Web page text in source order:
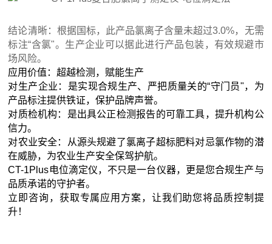
结论清晰：根据国标，此产品氯离子含量未超过3.0%，无需
标注“含氯"。生产企业可以据此进行产品包装，有效规避市
场风险。
应用价值：超越检测，赋能生产
对生产企业：是实现合规生产、严把质量关的“守门员"，为
产品标注提供铁证，保护品牌声誉。
对质检机构：是出具公正检测报告的可靠工具，提升机构公
信力。
对农业安全：从源头规避了氯离子超标肥料对忌氯作物的潜
在威胁，为农业生产安全保驾护航。
CT-1Plus电位滴定仪，不只是一台仪器，更是您合规生产与
品质承诺的守护者。
立即咨询，获取专属应用方案，让我们助您将品质控制提
升！